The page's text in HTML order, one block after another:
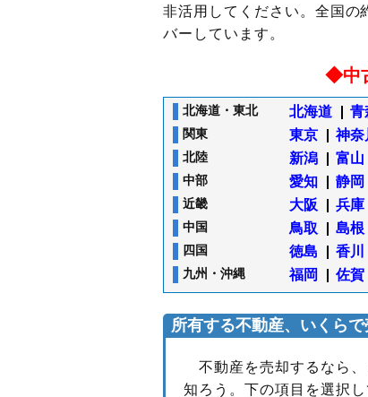
非活用してください。全国の
バーしています。
◆中
北海道・東北 北海道 青
関東 東京 神奈
北陸 新潟 富山
中部 愛知 静岡
近畿 大阪 兵庫
中国 鳥取 島根
四国 徳島 香川
九州・沖縄 福岡 佐賀
所有する不動産、いくらで
不動産を売却するなら、
知ろう。下の項目を選択